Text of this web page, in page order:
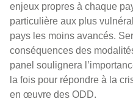
enjeux propres à chaque
particulière aux plus
pays les moins avancés.
conséquences des
panel soulignera
la fois pour répondre à la
en œuvre des ODD.